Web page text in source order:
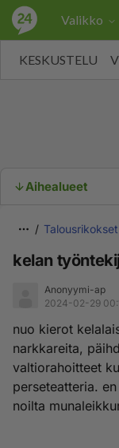
Valikko
KESKUSTELU
Aihealueet
Talousrikokset
kelan
Anonyymi-ap
2024-02-29
nuo kierot
narkkareita,
valtiorahoitteet
perseteatteria.
noilta